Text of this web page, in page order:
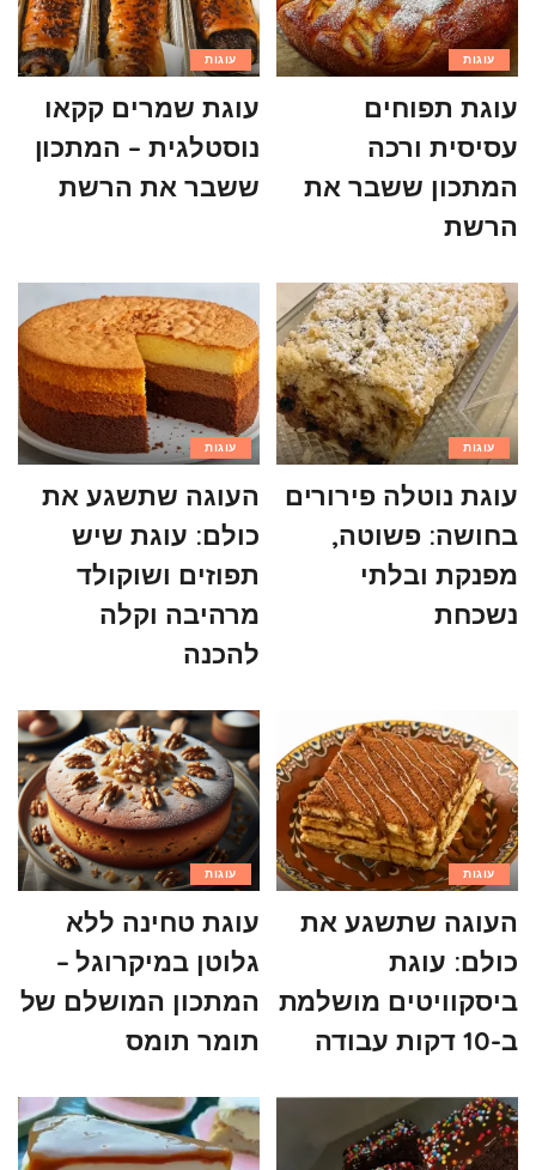
עוגות
עוגת תפוחים
עסיסית ורכה
המתכון ששבר את
הרשת
עוגות
עוגת שמרים קקאו
נוסטלגית – המתכון
ששבר את הרשת
עוגות
עוגת נוטלה פירורים
בחושה: פשוטה,
מפנקת ובלתי
נשכחת
עוגות
העוגה שתשגע את
כולם: עוגת שיש
תפוזים ושוקולד
מרהיבה וקלה
להכנה
עוגות
העוגה שתשגע את
כולם: עוגת
ביסקוויטים מושלמת
ב-10 דקות עבודה
עוגות
עוגת טחינה ללא
גלוטן במיקרוגל –
המתכון המושלם של
תומר תומס